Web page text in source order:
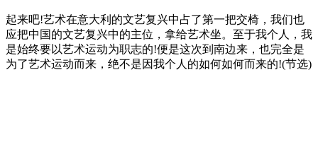
起来吧!艺术在意大利的文艺复兴中占了第一把交椅，我们也
应把中国的文艺复兴中的主位，拿给艺术坐。至于我个人，我
是始终要以艺术运动为职志的!便是这次到南边来，也完全是
为了艺术运动而来，绝不是因我个人的如何如何而来的!(节选)